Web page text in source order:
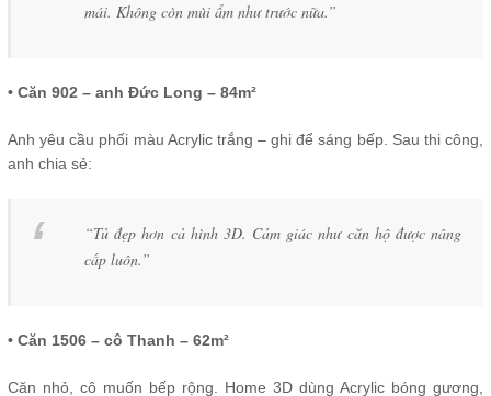
mái. Không còn mùi ẩm như trước nữa.”
• Căn 902 – anh Đức Long – 84m²
Anh yêu cầu phối màu Acrylic trắng – ghi để sáng bếp. Sau thi công,
anh chia sẻ:
“Tủ đẹp hơn cả hình 3D. Cảm giác như căn hộ được nâng
cấp luôn.”
• Căn 1506 – cô Thanh – 62m²
Căn nhỏ, cô muốn bếp rộng. Home 3D dùng Acrylic bóng gương,